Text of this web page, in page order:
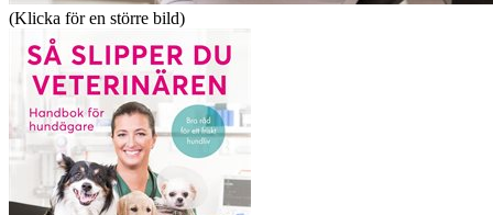
(Klicka för en större bild)